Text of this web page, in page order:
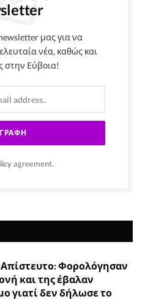
μας για να
νέα, καθώς και
στην Εύβοια!
agreement.
Φορολόγησαν
και της έβαλαν
γιατί δεν δήλωσε το